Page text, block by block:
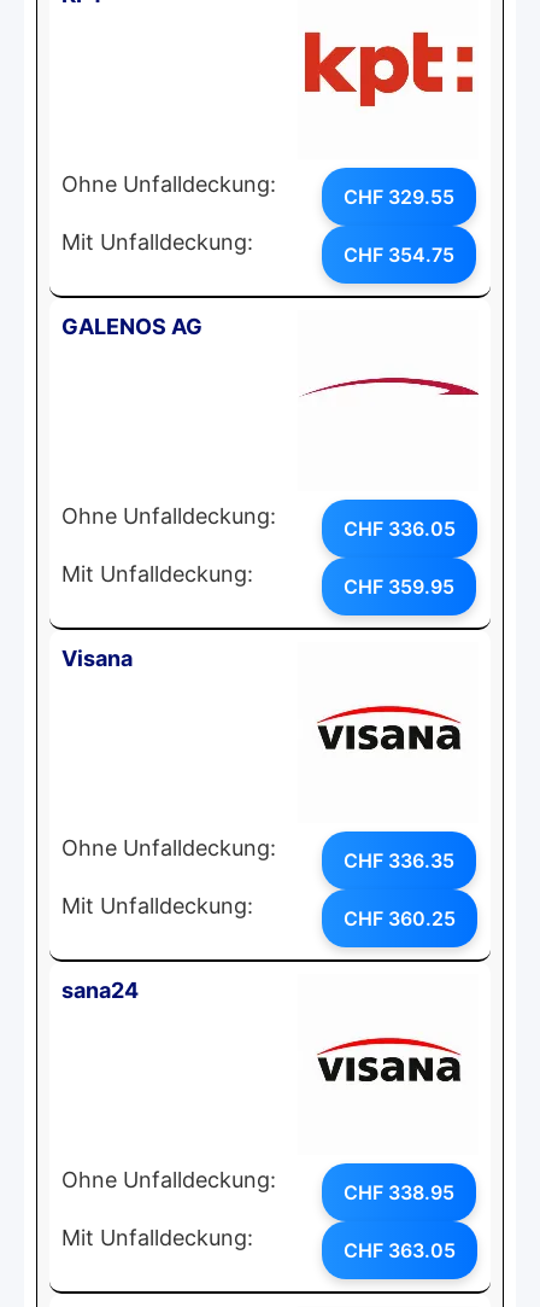
Ohne Unfalldeckung: CHF 329.55
Mit Unfalldeckung: CHF 354.75
GALENOS AG
Ohne Unfalldeckung: CHF 336.05
Mit Unfalldeckung: CHF 359.95
Visana
Ohne Unfalldeckung: CHF 336.35
Mit Unfalldeckung: CHF 360.25
sana24
Ohne Unfalldeckung: CHF 338.95
Mit Unfalldeckung: CHF 363.05